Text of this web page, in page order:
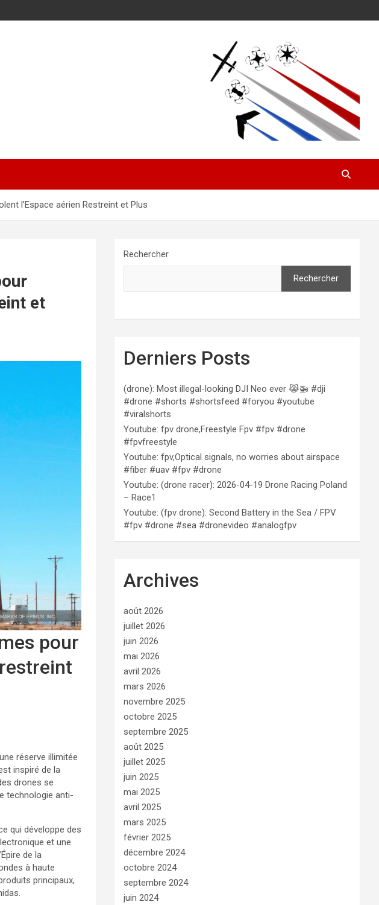
l’Espace aérien Restreint et Plus
et
pour
réserve illimitée
inspiré de la
drones se
technologie anti-
qui développe des
et une
de la
à haute
principaux,
Rechercher
Rechercher
Derniers Posts
(drone): Most illegal-looking DJI Neo ever 😹🚁 #dji
#drone #shorts #shortsfeed #foryou #youtube
#viralshorts
Youtube: fpv drone,Freestyle Fpv #fpv #drone
#fpvfreestyle
Youtube: fpv,Optical signals, no worries about airspace
#fiber #uav #fpv #drone
Youtube: (drone racer): 2026-04-19 Drone Racing Poland
– Race1
Youtube: (fpv drone): Second Battery in the Sea / FPV
#fpv #drone #sea #dronevideo #analogfpv
Archives
août 2026
juillet 2026
juin 2026
mai 2026
avril 2026
mars 2026
novembre 2025
octobre 2025
septembre 2025
août 2025
juillet 2025
juin 2025
mai 2025
avril 2025
mars 2025
février 2025
décembre 2024
octobre 2024
septembre 2024
juin 2024